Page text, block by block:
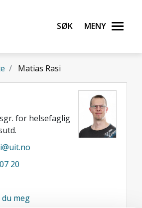
universitet
Søk Meny
Matias Rasi
for helsefaglig
20
meg